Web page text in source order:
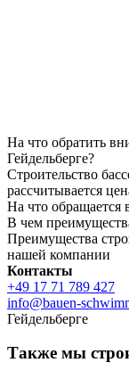
На что обратить
Гейдельберге?
Строительство
рассчитывается
На что обращается
В чем
Преимущества
нашей компании
Контакты
+49 17 71 789 427
info@bauen-
Гейдельберге
Также мы